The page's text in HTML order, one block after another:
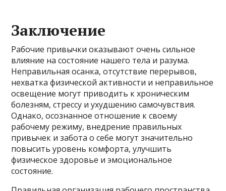
Заключение
Рабочие привычки оказывают очень сильное
влияние на состояние нашего тела и разума.
Неправильная осанка, отсутствие перерывов,
нехватка физической активности и неправильное
освещение могут приводить к хроническим
болезням, стрессу и ухудшению самочувствия.
Однако, осознанное отношение к своему
рабочему режиму, внедрение правильных
привычек и забота о себе могут значительно
повысить уровень комфорта, улучшить
физическое здоровье и эмоциональное
состояние.